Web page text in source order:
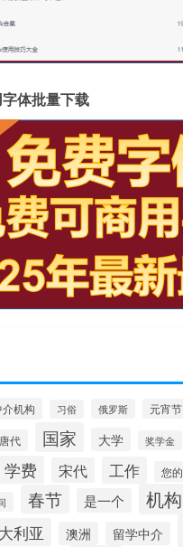
体批量下载
机构 习俗 俄罗斯 元宵节
唐代 国家 大学 奖学金
学费 宋代 工作 您的
春节 是一个 机构
利亚 澳洲 留学中介